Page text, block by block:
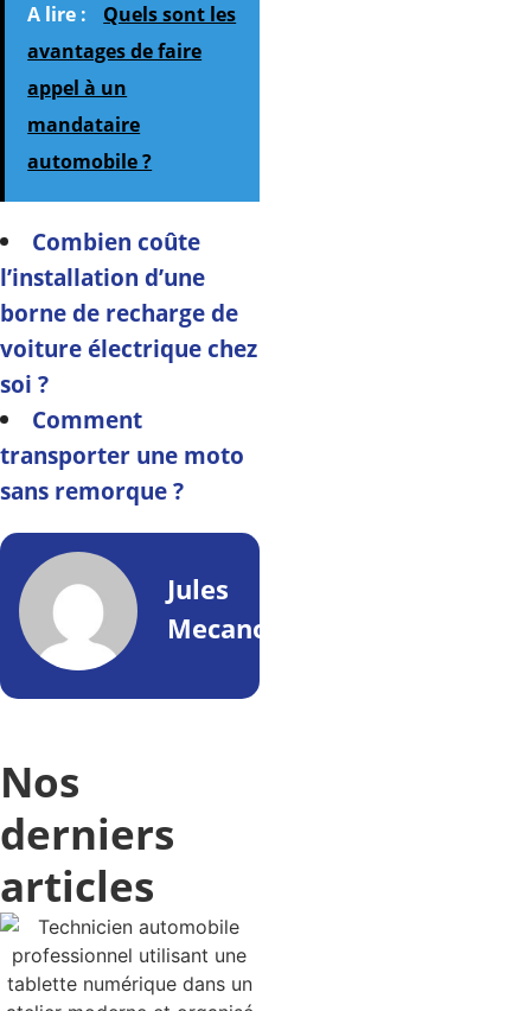
A lire :
Quels sont les
avantages de faire
appel à un
mandataire
automobile ?
Combien coûte
l’installation d’une
borne de recharge de
voiture électrique chez
soi ?
Comment
transporter une moto
sans remorque ?
Jules
Mecano
Nos
derniers
articles